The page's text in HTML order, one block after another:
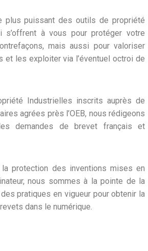
plus puissant des outils de propriété
s’offrent à vous pour protéger votre
mais aussi pour valoriser
et les exploiter via l’éventuel octroi de
Industrielles inscrits auprès de
agrées près l’OEB, nous rédigeons
demandes de brevet français et
protection des inventions mises en
nous sommes à la pointe de la
pratiques en vigueur pour obtenir la
dans le numérique.